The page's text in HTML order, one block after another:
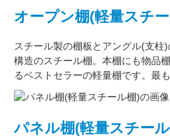
オープン棚(軽量スチ
スチール製の棚板 と アングル(支柱)
構造のスチール棚。本棚にも物品
るベストセラーの軽量棚です。最
パネル棚(軽量スチー